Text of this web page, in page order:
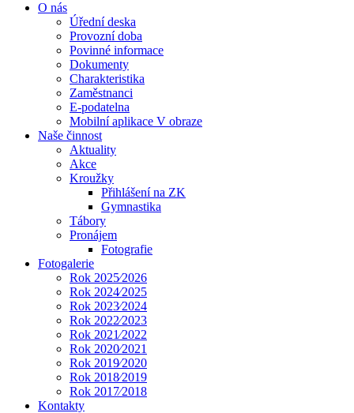
O nás
Úřední deska
Provozní doba
Povinné informace
Dokumenty
Charakteristika
Zaměstnanci
E-podatelna
Mobilní aplikace V obraze
Naše činnost
Aktuality
Akce
Kroužky
Přihlášení na ZK
Gymnastika
Tábory
Pronájem
Fotografie
Fotogalerie
Rok 2025⁄2026
Rok 2024⁄2025
Rok 2023⁄2024
Rok 2022⁄2023
Rok 2021⁄2022
Rok 2020⁄2021
Rok 2019⁄2020
Rok 2018⁄2019
Rok 2017⁄2018
Kontakty